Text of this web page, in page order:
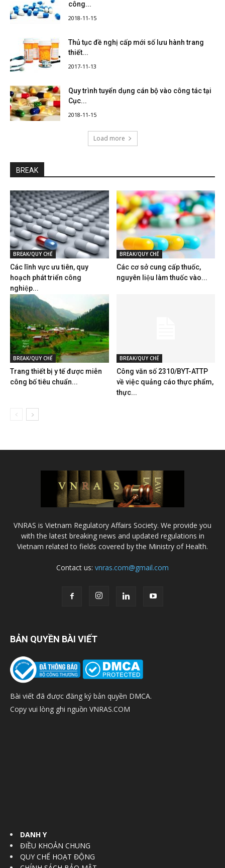
công...
2018-11-15
Thủ tục đề nghị cấp mới số lưu hành trang
thiết...
2017-11-13
Quy trình tuyển dụng cán bộ vào công tác tại
Cục...
2018-11-15
Load more
BREAK
BREAK/QUY CHẾ
Các lĩnh vực ưu tiên, quy
hoạch phát triển công
nghiệp...
BREAK/QUY CHẾ
Các cơ sở cung cấp thuốc,
nguyên liệu làm thuốc vào...
BREAK/QUY CHẾ
Trang thiết bị y tế được miễn
công bố tiêu chuẩn...
BREAK/QUY CHẾ
Công văn số 2310/BYT-ATTP
về việc quảng cáo thực phẩm,
thực...
VNRAS is Vietnam Regulatory Affairs Society. We provide you
with the latest breaking news and updated regulations in
Vietnam related to fields covered by the Ministry of Health.
Contact us: vnras.com@gmail.com
BẢN QUYỀN BÀI VIẾT
Bài viết đã được đăng ký bản quyền DMCA.
Copy vui lòng ghi nguồn VNRAS.COM
DANH Y
ĐIỀU KHOẢN CHUNG
QUY CHẾ HOẠT ĐỘNG